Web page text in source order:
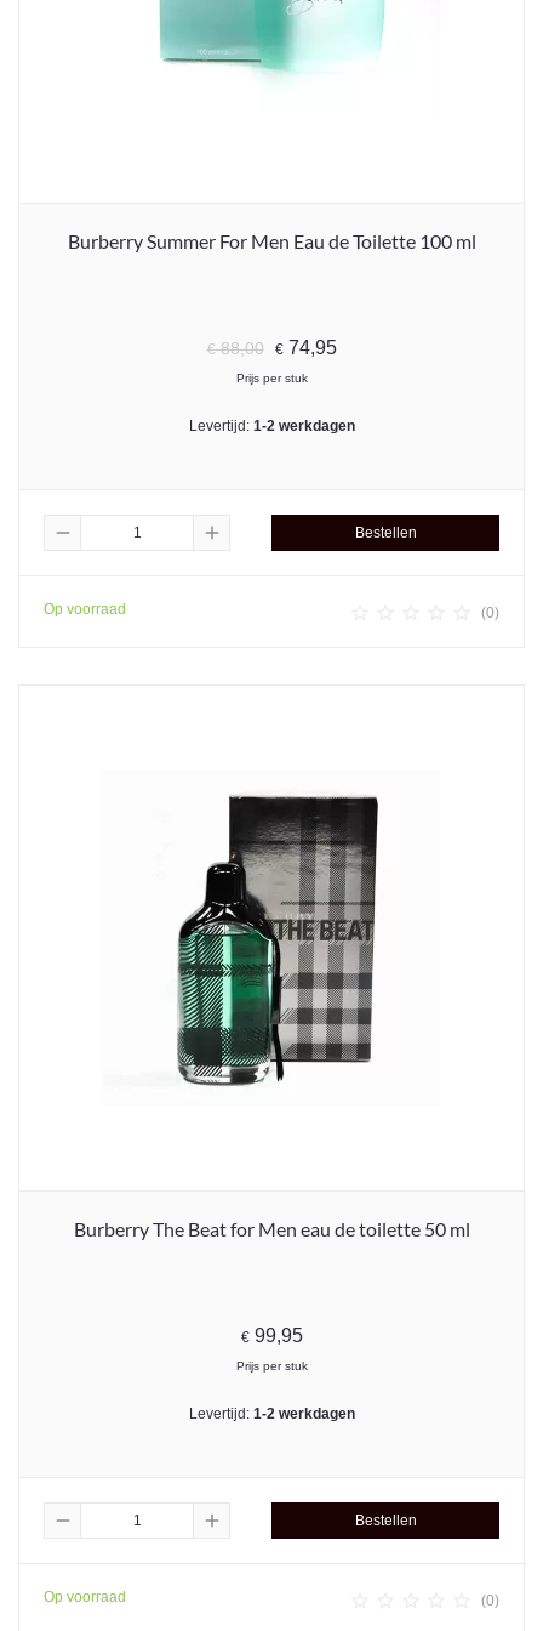
Burberry Summer For Men Eau de Toilette 100 ml
€88,00 €74,95
Prijs per stuk
Levertijd: 1-2 werkdagen
remove add Bestellen
Op voorraad (0)
Burberry The Beat for Men eau de toilette 50 ml
€99,95
Prijs per stuk
Levertijd: 1-2 werkdagen
remove add Bestellen
Op voorraad (0)